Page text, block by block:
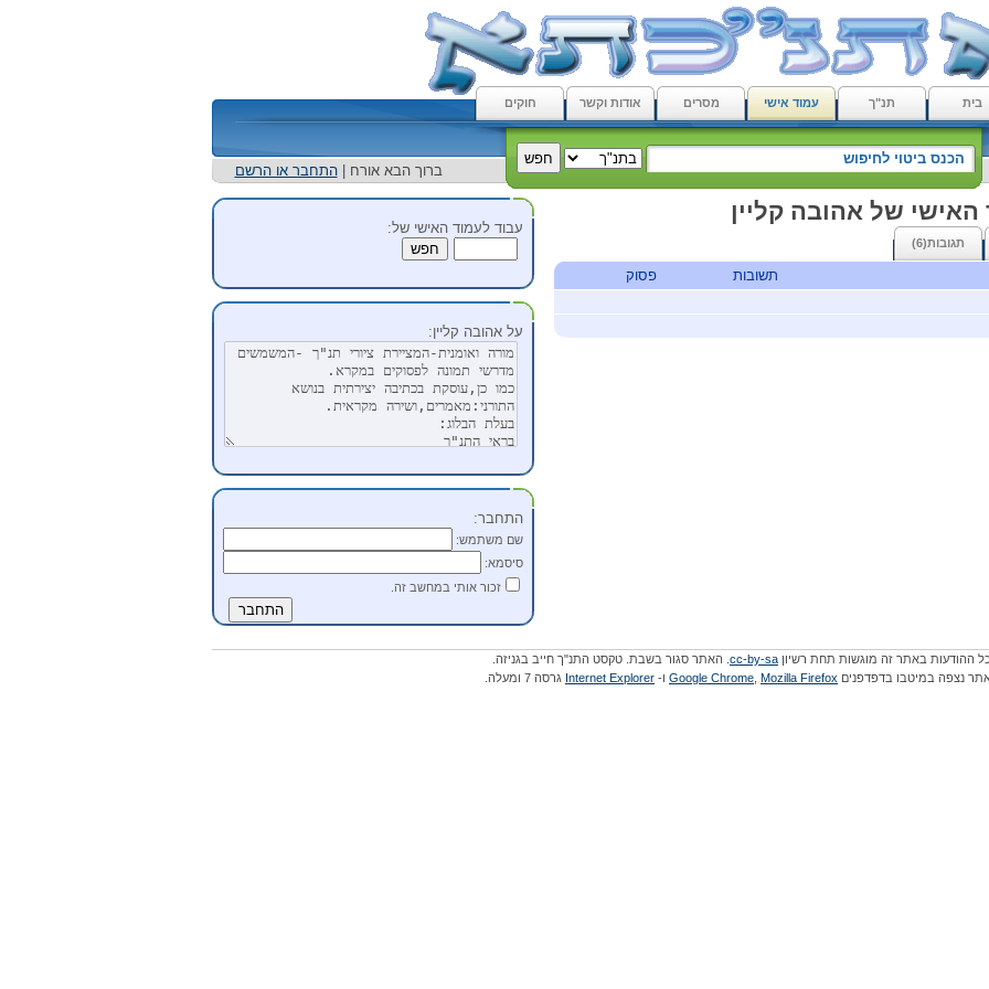
בית תנ"ך עמוד אישי מסרים אודות וקשר חוקים
ברוך הבא אורח |התחבר או הרשם
האישי של אהובה קליין
תגובות(6)
תשובות פסוק
עבוד לעמוד האישי של:
על אהובה קליין:
התחבר:
שם משתמש:
סיסמא:
זכור אותי במחשב זה.
ההודעות באתר זה מוגשות תחת רשיון cc-by-sa . האתר סגור בשבת. טקסט התנ"ך חייב בגניזה.
נצפה במיטבו בדפדפנים
Google Chrome Mozilla Firefox ו- Internet Explorer גרסה 7 ומעלה.